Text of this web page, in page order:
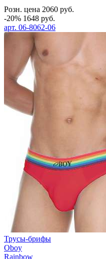
Розн. цена 2060 руб.
-20% 1648 руб.
арт. 06-8062-06
Трусы-брифы
Oboy
Rainbow